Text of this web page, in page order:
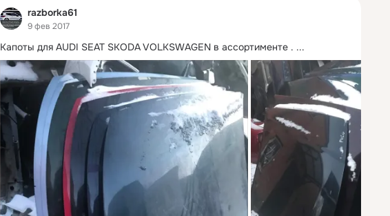
razborka61
9 фев 2017
Капоты для AUDI SEAT SKODA VOLKSWAGEN в ассортименте . ...